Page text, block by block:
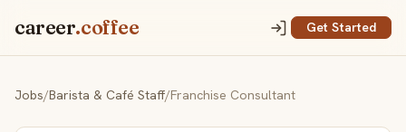
career.coffee Get Started
Jobs/Barista & Café Staff/Franchise Consultant